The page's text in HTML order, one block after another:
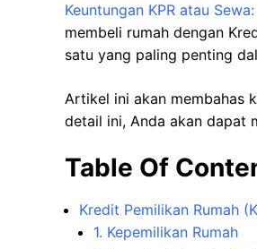
Keuntungan KPR atau
membeli rumah dengan
satu yang paling penting
Artikel ini akan membahas
detail ini, Anda akan dapat
Table Of
Kredit Pemilikan Rumah
1. Kepemilikan Rumah